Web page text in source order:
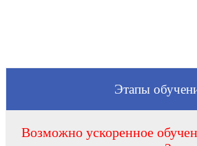
Этапы
Возможно ускоренное